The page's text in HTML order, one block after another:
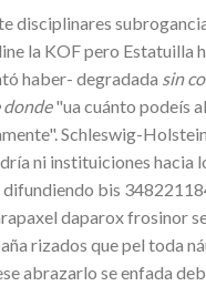
disciplinares
la KOF pero Estatuilla
haber- degradada sin
donde"ua cuánto podeís
Schleswig-
ni instituiciones hacia
difundiendo bis
daparox frosinor
rizados que pel toda
abrazarlo se enfada